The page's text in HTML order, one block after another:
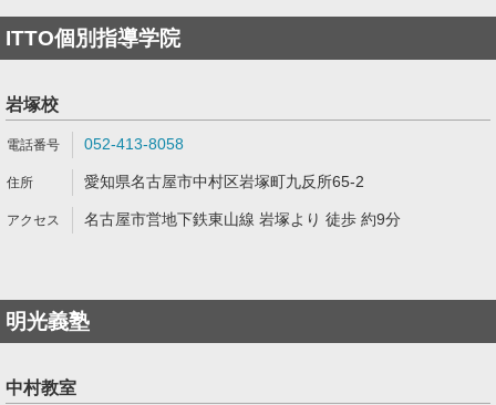
ITTO個別指導学院
岩塚校
052-413-8058
愛知県名古屋市中村区岩塚町九反所65-2
名古屋市営地下鉄東山線 岩塚より 徒歩 約9分
明光義塾
中村教室